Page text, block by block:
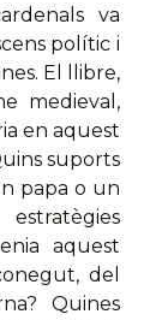
va
polític i
El llibre,
medieval,
en aquest
suports
papa o un
aquest
del
Quines